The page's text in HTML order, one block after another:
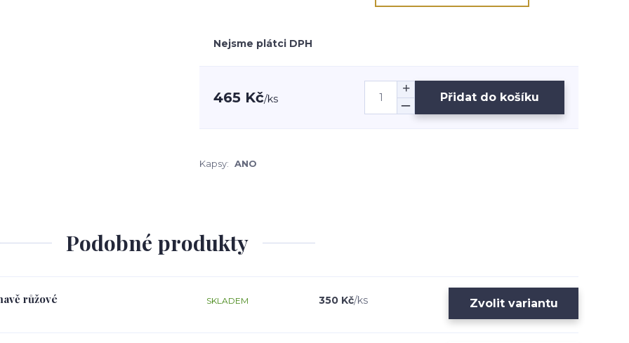
Nejsme plátci DPH
465 Kč/ks Přidat do košíku
Kapsy: ANO
Podobné produkty
růžové 350 Kč/ks
SKLADEM Zvolit variantu